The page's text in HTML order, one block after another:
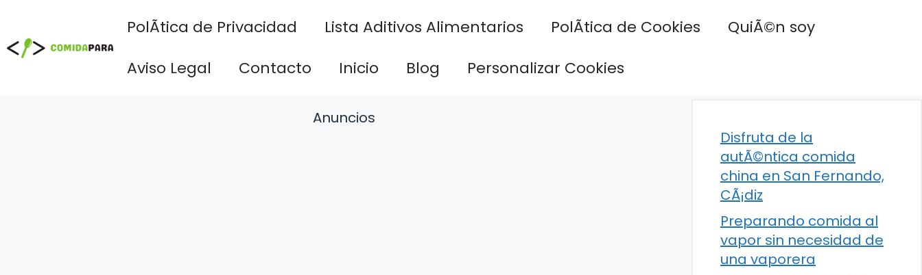
contenido
PolÃ­tica de Privacidad Lista Aditivos Alimentarios PolÃ­tica de Cookies
QuiÃ©n soy
Aviso Legal
Contacto Inicio Blog Personalizar Cookies
Anuncios
Disfruta de la
autÃ©ntica comida
china en San Fernando,
CÃ¡diz
Preparando comida al
vapor sin necesidad de
una vaporera